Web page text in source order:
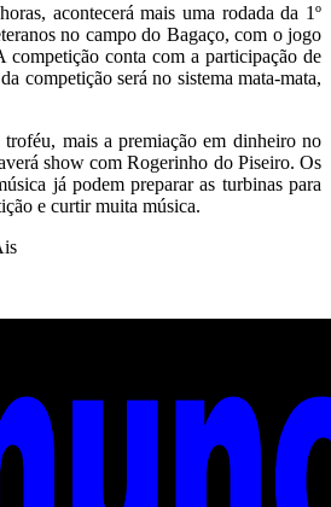
acontecerá mais uma rodada da 1º
no campo do Bagaço, com o jogo
conta com a participação de
competição será no sistema mata-mata,
mais a premiação em dinheiro no
show com Rogerinho do Piseiro. Os
já podem preparar as turbinas para
e curtir muita música.